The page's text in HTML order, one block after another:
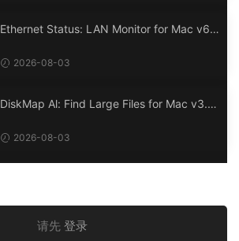
Ethernet Status: LAN Monitor for Mac v6.
2026-08-03
DiskMap Al: Find Large Files for Mac v3.1
2026-08-03
请先 登录